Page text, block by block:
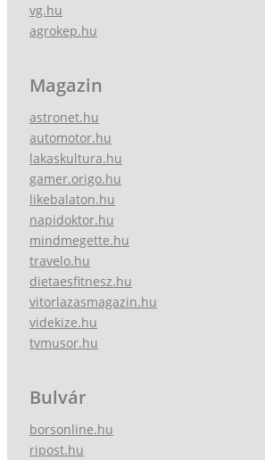
vg.hu
agrokep.hu
Magazin
astronet.hu
automotor.hu
lakaskultura.hu
gamer.origo.hu
likebalaton.hu
napidoktor.hu
mindmegette.hu
travelo.hu
dietaesfitnesz.hu
vitorlazasmagazin.hu
videkize.hu
tvmusor.hu
Bulvár
borsonline.hu
ripost.hu